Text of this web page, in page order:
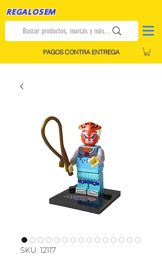
REGALOSEM
Buscar productos, marcas y más...
PAGOS CONTRA ENTREGA
SKU: 12117